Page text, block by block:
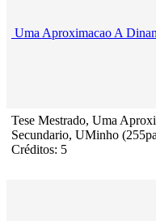
Uma Aproximacao A
Tese Mestrado, Uma
Secundario, UMinho
Créditos: 5